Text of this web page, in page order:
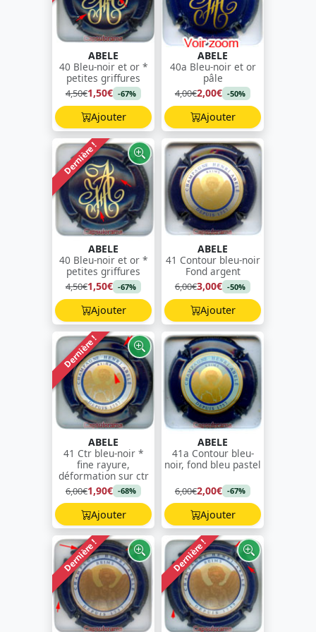
ABELE
40 Bleu-noir et or *
petites griffures
4,50€1,50€ -67%
Ajouter
ABELE
40a Bleu-noir et or
pâle
4,00€2,00€ -50%
Ajouter
Dernière !
ABELE
40 Bleu-noir et or *
petites griffures
4,50€1,50€ -67%
Ajouter
ABELE
41 Contour bleu-noir
Fond argent
6,00€3,00€ -50%
Ajouter
Dernière !
ABELE
41 Ctr bleu-noir *
fine rayure,
déformation sur ctr
6,00€1,90€ -68%
Ajouter
ABELE
41a Contour bleu-
noir, fond bleu pastel
6,00€2,00€ -67%
Ajouter
Dernière ! Dernière !